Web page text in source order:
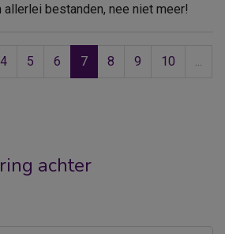
allerlei bestanden, nee niet meer!
4 5 6 7 8 9 10
achter